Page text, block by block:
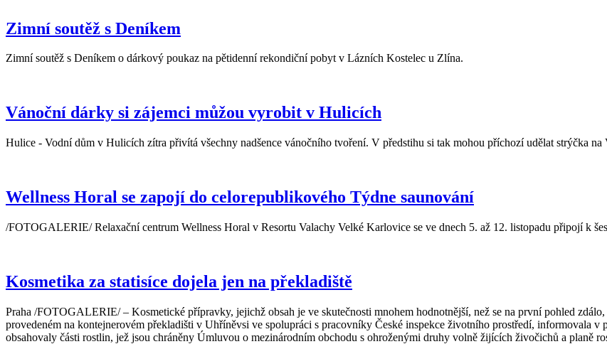
Zimní soutěž s Deníkem
Zimní soutěž s Deníkem o dárkový poukaz na pětidenní rekondiční pobyt v Lázních Kostelec u Zlína.
Vánoční dárky si zájemci můžou vyrobit v Hulicích
Hulice - Vodní dům v Hulicích zítra přivítá všechny nadšence vánočního tvoření. V předstihu si tak mohou příchozí udělat strýčka na
Wellness Horal se zapojí do celorepublikového Týdne saunování
/FOTOGALERIE/ Relaxační centrum Wellness Horal v Resortu Valachy Velké Karlovice se ve dnech 5. až 12. listopadu připojí k
Kosmetika za statisíce dojela jen na překladiště
Praha /FOTOGALERIE/ – Kosmetické přípravky, jejichž obsah je ve skutečnosti mnohem hodnotnější, než se na první pohled
provedeném na kontejnerovém překladišti v Uhříněvsi ve spolupráci s pracovníky České inspekce životního prostředí, informovala
obsahovaly části rostlin, jež jsou chráněny Úmluvou o mezinárodním obchodu s ohroženými druhy volně žijících živočichů a planě